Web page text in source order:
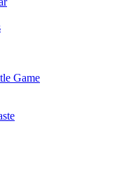
Game